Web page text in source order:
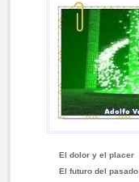
El dolor y el placer
El futuro del pasado